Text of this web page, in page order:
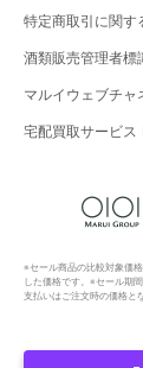
特定商取引に関す
酒類販売管理者標
マルイウェブチャ
宅配買取サービス
※セール商品の比較対象価
した価格です。※セール期
支払いはご注文時の価格と